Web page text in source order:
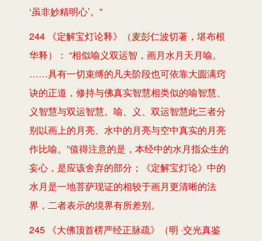
‘虽非妙精明心’。”
244 《定解宝灯论释》（麦彭仁波切著，堪布根
华释）： “相似喻义双运智，画月水月天月喻。
……具有一切束缚的凡夫阶段也可依靠大圆满窍
诀的正道，修持与佛真实智慧相类似的喻智慧、
义智慧与双运智慧。喻、义、双运智慧此三者分
别以画上的月亮、水中的月亮与空中真实的月亮
作比喻。”值得注意的是，本经中的水月指众生的
妄心，是应该舍弃的部分；《定解宝灯论》中的
水月是一地菩萨现证的相较于画月更清晰的法
界，二者表示的境界有所差别。
245 《大佛顶首楞严经正脉疏》（明 ·交光真鉴